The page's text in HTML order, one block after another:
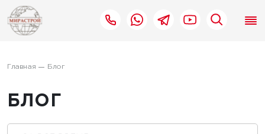
Главная Блог
БЛОГ